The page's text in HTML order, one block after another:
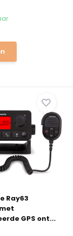
Ray63
GPS ont...